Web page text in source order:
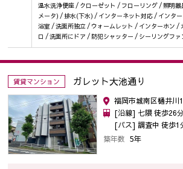
温水洗浄便座 / クローゼット / フローリング / 照明
メータ) / 排水(下水) / インターネット対応 / インタ
浴室 / 洗面所独立 / ウォームレット / インターホン /
ロ / 洗面所にドア / 防犯シャッター / シーリングファ
賃貸マンション ガレット大池通り
福岡市城南区樋井川
[沿線] 七隈 徒歩26分
[バス] 調査中 徒歩1
築年数 5年